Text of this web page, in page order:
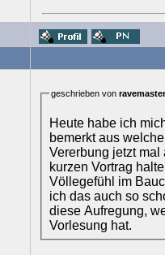
geschrieben von ravemaster
Heute habe ich
bemerkt aus
Vererbung jetzt
kurzen Vortrag
Völlegefühl im
ich das auch so
diese Aufregung,
Vorlesung hat.